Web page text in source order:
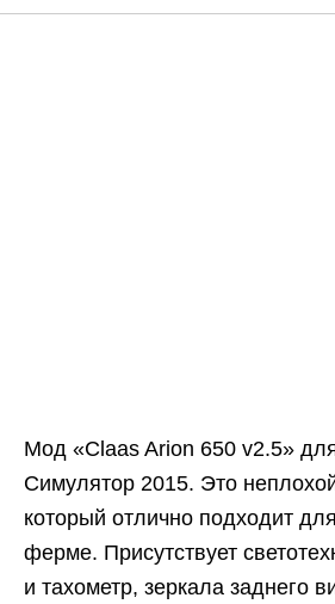
Мод «Claas Arion 650 v2.5»
Симулятор 2015. Это
который отлично подходит
ферме. Присутствует
и тахометр, зеркала заднего